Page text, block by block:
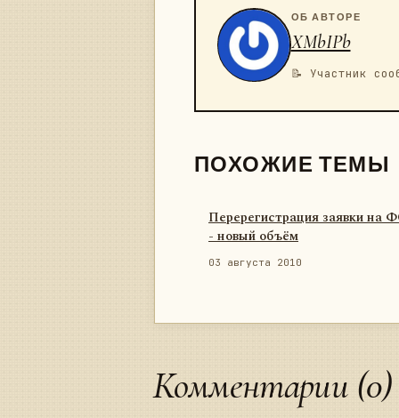
ОБ АВТОРЕ
XMbIPb
📝 Участник
ПОХОЖИЕ ТЕМЫ
Перерегистрация заявки на
- новый объём
03 августа 2010
Комментарии (0)